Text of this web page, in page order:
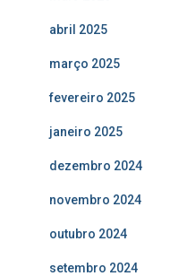
abril 2025
março 2025
fevereiro 2025
janeiro 2025
dezembro 2024
novembro 2024
outubro 2024
setembro 2024